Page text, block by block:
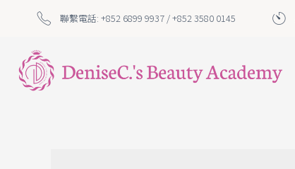
聯繫電話: +852 6899 9937 / +852 3580 0145